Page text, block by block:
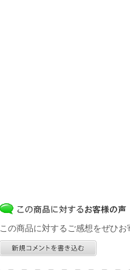
この商品に対するご感想をぜひお